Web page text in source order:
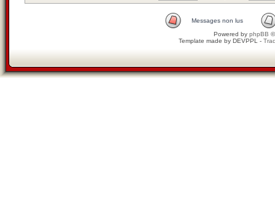
Messages non lus
Powered by phpBB
Template made by DEVPPL -